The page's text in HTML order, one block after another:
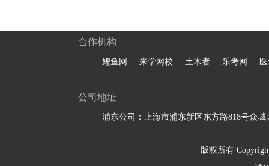
合作机构
鲤鱼网 来学网校 土木者 乐考网
公司地址
浦东公司：上海市浦东新区东方路818号众城
版权所有